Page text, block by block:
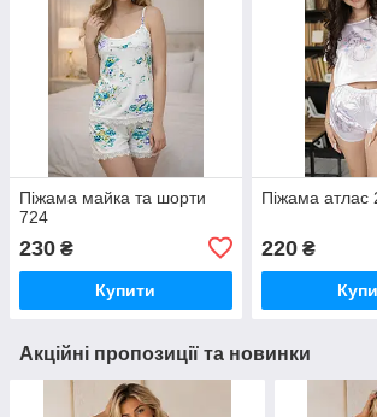
Піжама майка та шорти
724
230 ₴
Купити
Піжама атлас
220₴
Акційні пропозиції та новинки